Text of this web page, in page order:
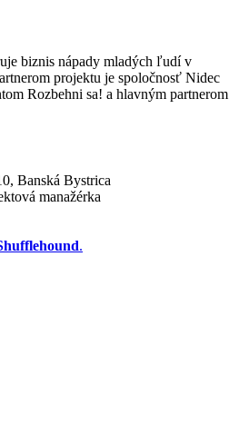
biznis nápady mladých ľudí v
projektu je spoločnosť Nidec
Rozbehni sa! a hlavným partnerom
Banská Bystrica
manažérka
.